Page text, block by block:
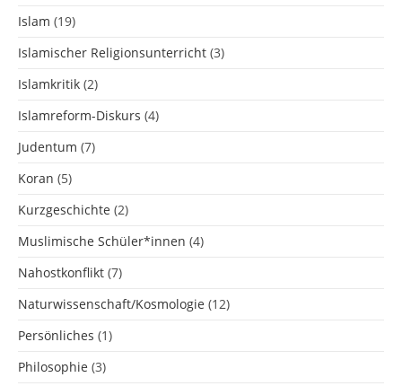
Islam (19)
Islamischer Religionsunterricht (3)
Islamkritik (2)
Islamreform-Diskurs (4)
Judentum (7)
Koran (5)
Kurzgeschichte (2)
Muslimische Schüler*innen (4)
Nahostkonflikt (7)
Naturwissenschaft/Kosmologie (12)
Persönliches (1)
Philosophie (3)